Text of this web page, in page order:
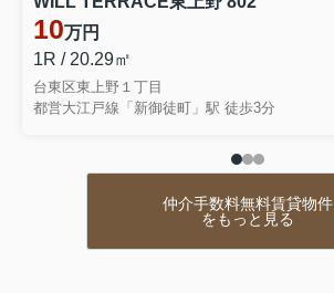
東京都台東区元浅草１丁目１８－６
銀座線 稲荷町駅 徒歩4分
物件詳細へ
礼金0！フリーレント2ヶ月！
10万円
1R / 20.29㎡
台東区東上野１丁目
都営大江戸線「新御徒町」駅 徒歩3分
仲介手数料無料賃貸物件
をもっと見る